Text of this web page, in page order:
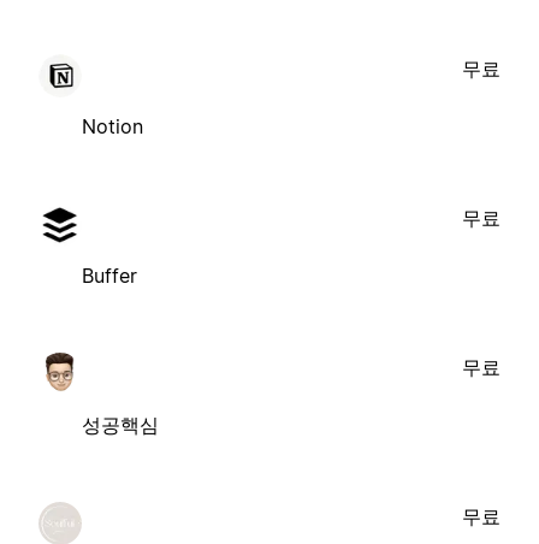
Notion
무료
Buffer
무료
성공핵심
무료
무료